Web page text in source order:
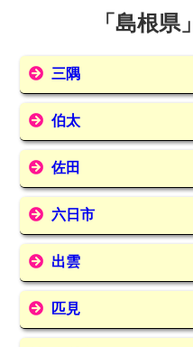
「島根
三隅
伯太
佐田
六日市
出雲
匹見